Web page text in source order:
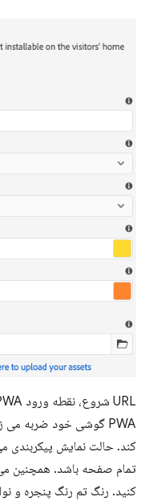
کند. حالت نمایش پیکربندی
تمام صفحه باشد. همچنین
کنید. رنگ تم رنگ پنجره و